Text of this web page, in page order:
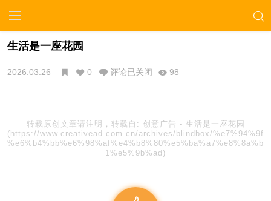
生活是一座花园
2026.03.26 0 评论已关闭 98
转载原创文章请注明，转载自: 创意广告 - 生活是一座花园
(https://www.creativead.com.cn/archives/blindbox/%e7%94%9f
%e6%b4%bb%e6%98%af%e4%b8%80%e5%ba%a7%e8%8a%b
1%e5%9b%ad)